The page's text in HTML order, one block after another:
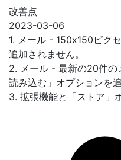
改善点
2023-03-06
1. メール - 150x150ピク
追加されません。
2. メール - 最新の20件の
読み込む」オプションを追
3. 拡張機能と「ストア」